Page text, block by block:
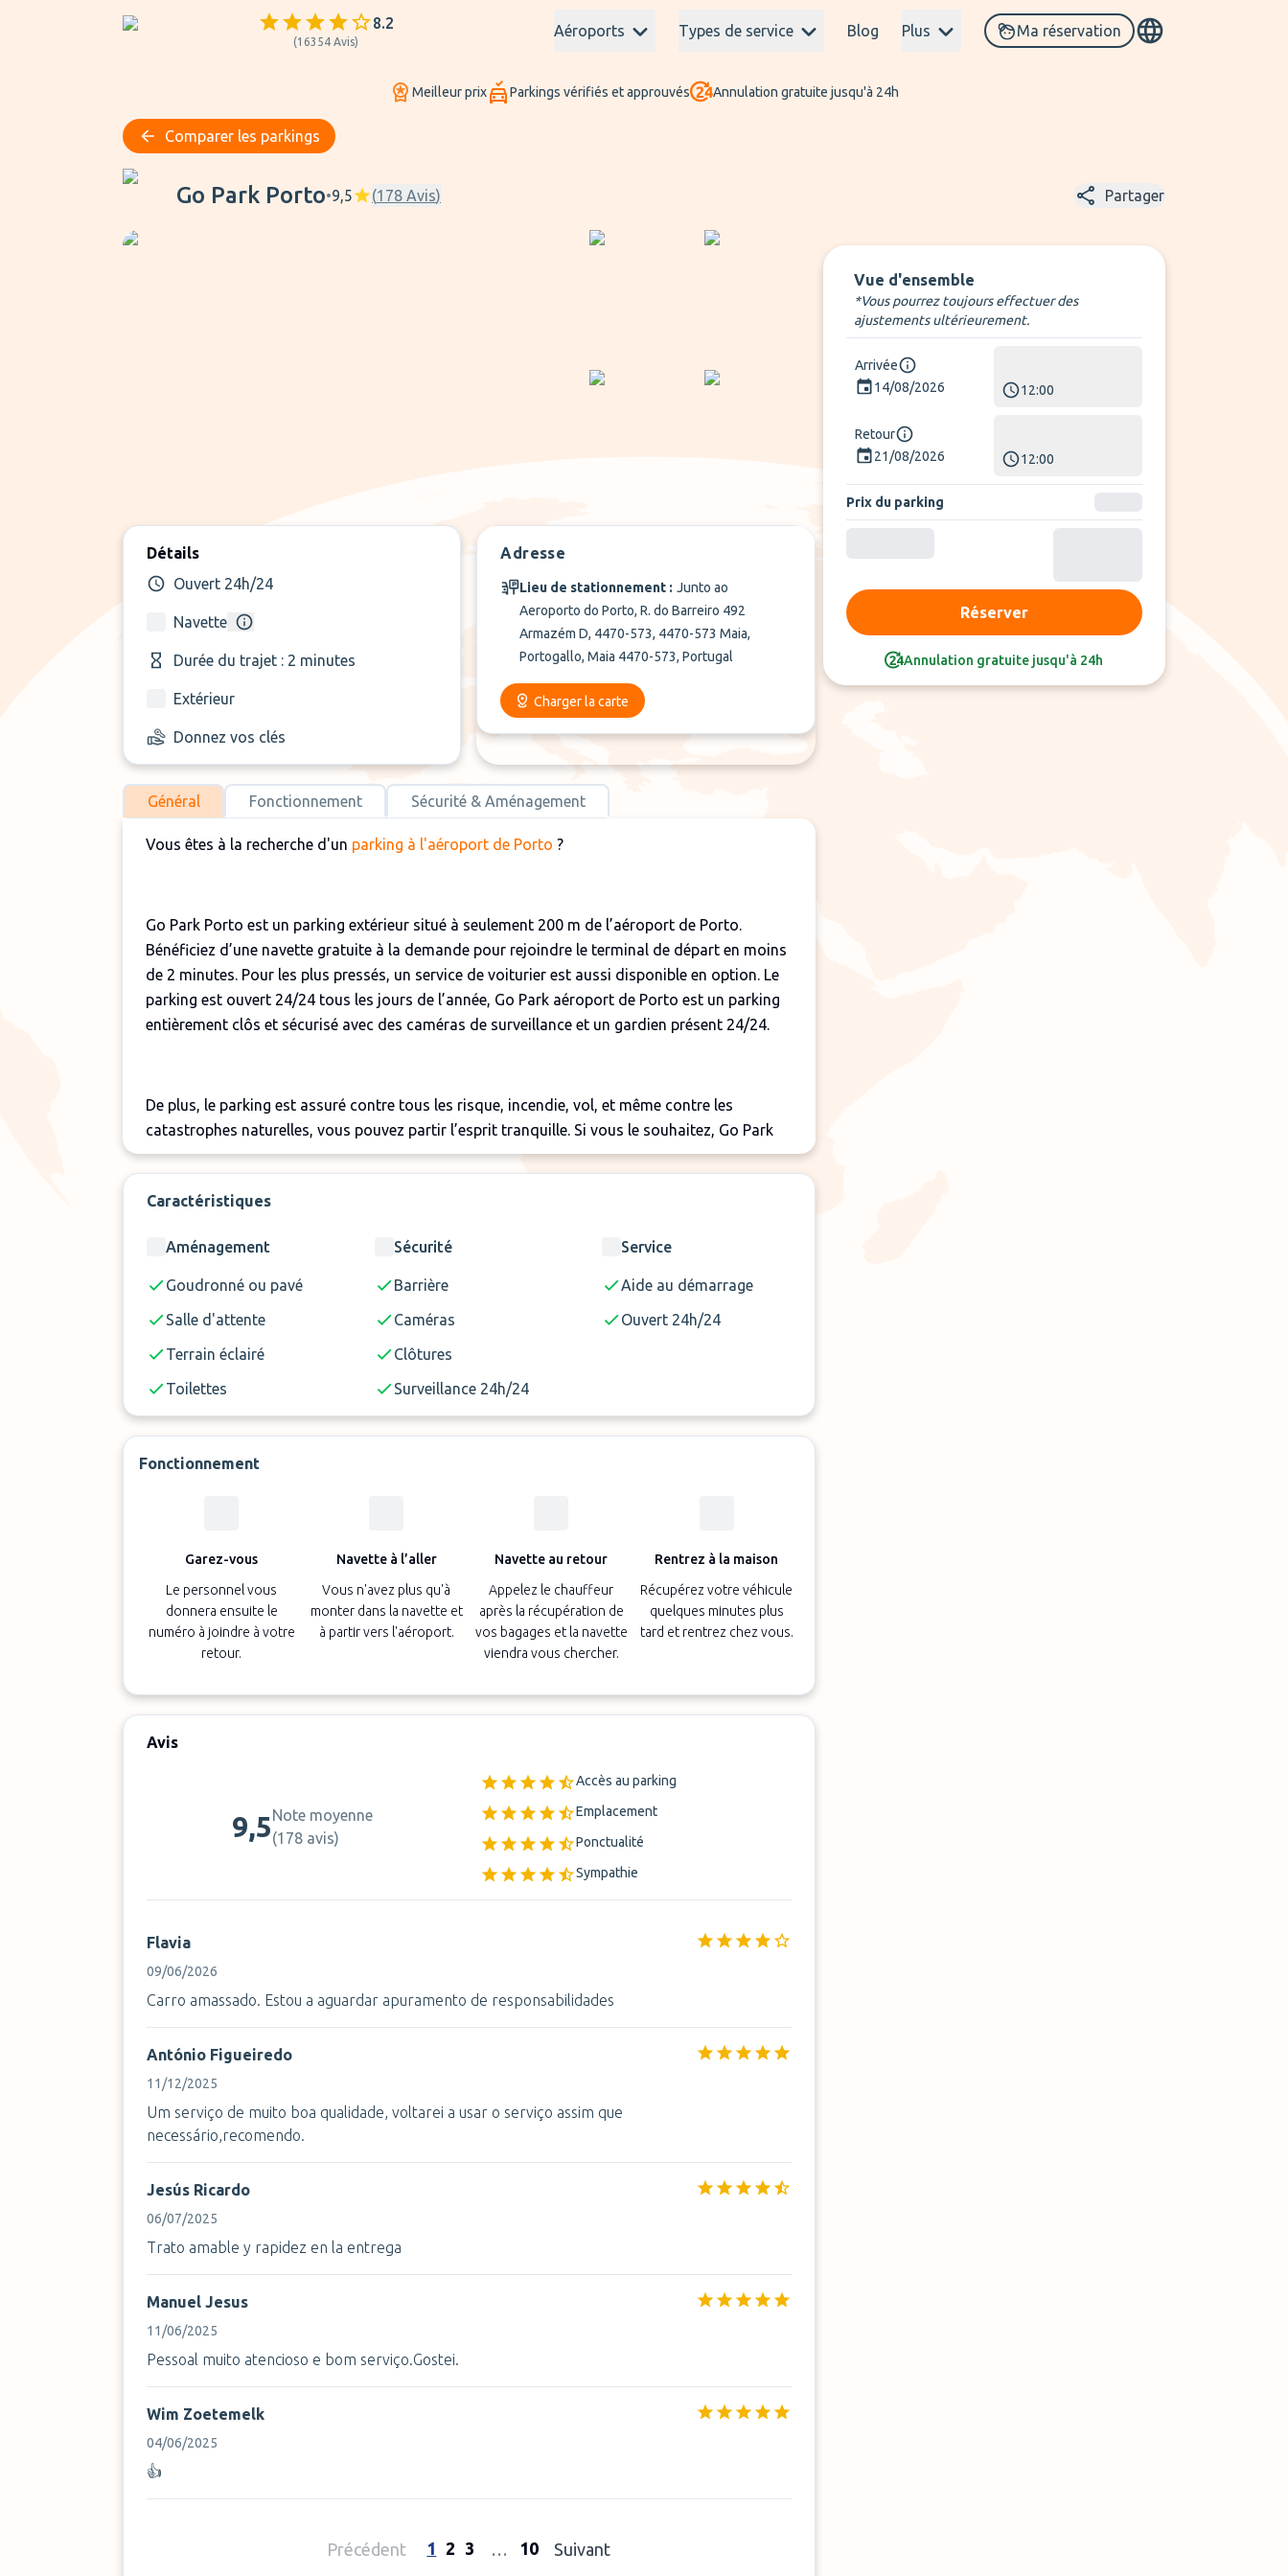
8.2
(16354 Avis)
Aéroports Types de service Blog Plus Ma réservation
Meilleur prix Parkings vérifiés et approuvés Annulation gratuite jusqu'à 24h
Comparer les parkings
Go Park Porto
Go Park Porto•9,5 (178 Avis) Partager
Détails
Ouvert 24h/24
Navette
Durée du trajet : 2 minutes
Extérieur
Donnez vos clés
Adresse
Lieu de stationnement : Junto ao
Aeroporto do Porto, R. do Barreiro 492
Armazém D, 4470-573, 4470-573 Maia,
Portogallo, Maia 4470-573, Portugal
Charger la carte
Général Fonctionnement Sécurité & Aménagement
Vous êtes à la recherche d'un parking à l'aéroport de Porto ?
Go Park Porto est un parking extérieur situé à seulement 200 m de l’aéroport de Porto.
Bénéficiez d’une navette gratuite à la demande pour rejoindre le terminal de départ en moins
de 2 minutes. Pour les plus pressés, un service de voiturier est aussi disponible en option. Le
parking est ouvert 24/24 tous les jours de l’année, Go Park aéroport de Porto est un parking
entièrement clôs et sécurisé avec des caméras de surveillance et un gardien présent 24/24.
De plus, le parking est assuré contre tous les risque, incendie, vol, et même contre les
catastrophes naturelles, vous pouvez partir l’esprit tranquille. Si vous le souhaitez, Go Park
propose en complément un service de nettoyage du véhicule aussi bien intérieur qu’extérieur.
À noter que le parking est également en mesure de prendre en charge les personnes
handicapées à condition de les prévenir suffisamment en avance pour que les dispositions
nécessaires soient prises.
Caractéristiques
Aménagement
Goudronné ou pavé
Salle d'attente
Terrain éclairé
Toilettes
Sécurité
Barrière
Caméras
Clôtures
Surveillance 24h/24
Service
Aide au démarrage
Ouvert 24h/24
Fonctionnement
Garez-vous
Le personnel vous
donnera ensuite le
numéro à joindre à votre
retour.
Navette à l’aller
Vous n'avez plus qu'à
monter dans la navette et
à partir vers l'aéroport.
Navette au retour
Appelez le chauffeur
après la récupération de
vos bagages et la navette
viendra vous chercher.
Rentrez à la maison
Récupérez votre véhicule
quelques minutes plus
tard et rentrez chez vous.
Avis
9,5Note moyenne
(178 avis)
Accès au parking
Emplacement
Ponctualité
Sympathie
Flavia
09/06/2026
Carro amassado. Estou a aguardar apuramento de responsabilidades
António Figueiredo
11/12/2025
Um serviço de muito boa qualidade, voltarei a usar o serviço assim que
necessário,recomendo.
Jesús Ricardo
06/07/2025
Trato amable y rapidez en la entrega
Manuel Jesus
11/06/2025
Pessoal muito atencioso e bom serviço.Gostei.
Wim Zoetemelk
04/06/2025
👍
Précédent 1 2 3 … 10 Suivant
Vue d'ensemble
*Vous pourrez toujours effectuer des
ajustements ultérieurement.
Arrivée
14/08/2026
12:00
Retour
21/08/2026
12:00
Prix du parking
Réserver
Annulation gratuite jusqu'à 24h